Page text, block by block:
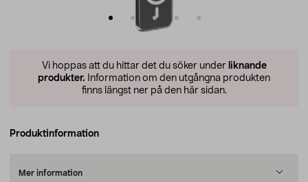
Vi hoppas att du hittar det du söker under liknande
produkter. Information om den utgångna produkten
finns längst ner på den här sidan.
Produktinformation
Mer information